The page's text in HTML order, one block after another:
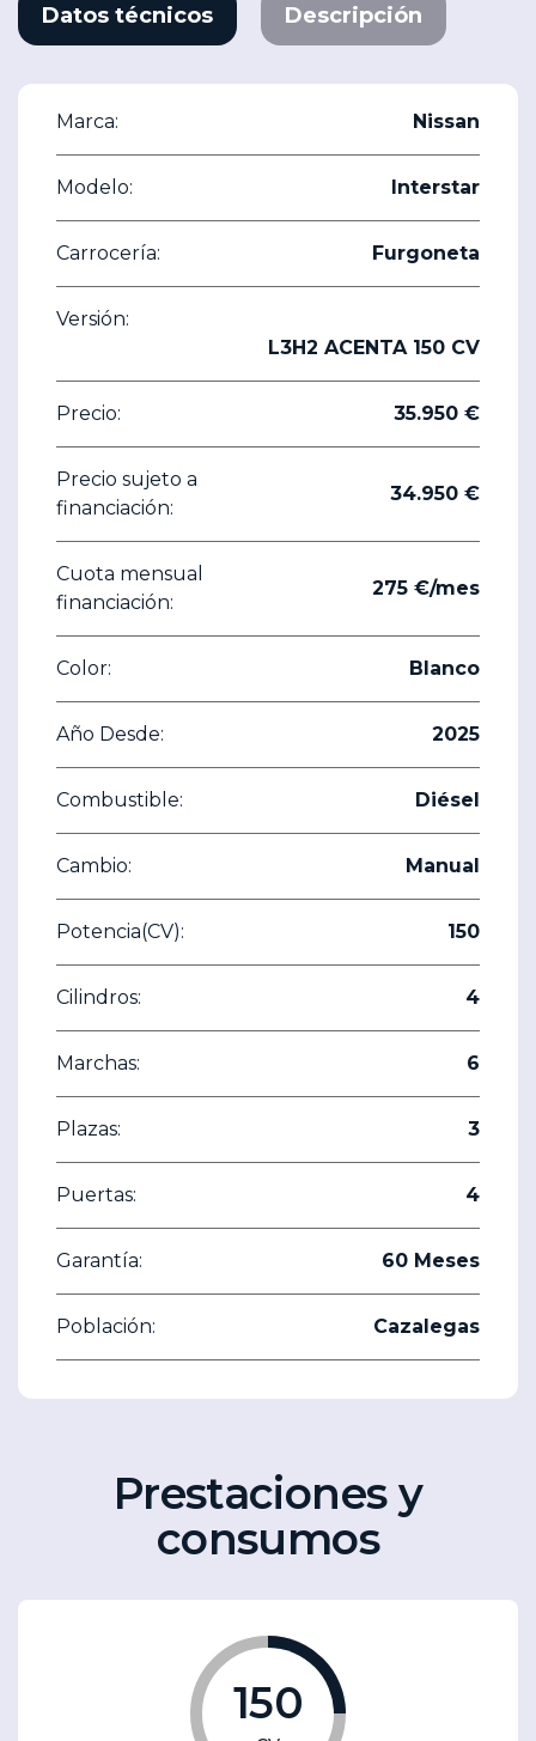
Datos técnicos Descripción
Marca: Nissan
Modelo: Interstar
Carrocería: Furgoneta
Versión:
L3H2 ACENTA 150 CV
Precio: 35.950 €
Precio sujeto a
financiación:
34.950 €
Cuota mensual
financiación:
275 €/mes
Color: Blanco
Año Desde: 2025
Combustible: Diésel
Cambio: Manual
Potencia(CV): 150
Cilindros: 4
Marchas: 6
Plazas: 3
Puertas: 4
Garantía: 60 Meses
Población: Cazalegas
Prestaciones y
consumos
150